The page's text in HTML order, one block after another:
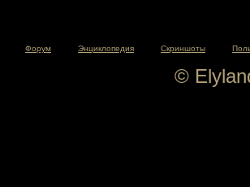
Форум Энциклопедия Скриншоты
©